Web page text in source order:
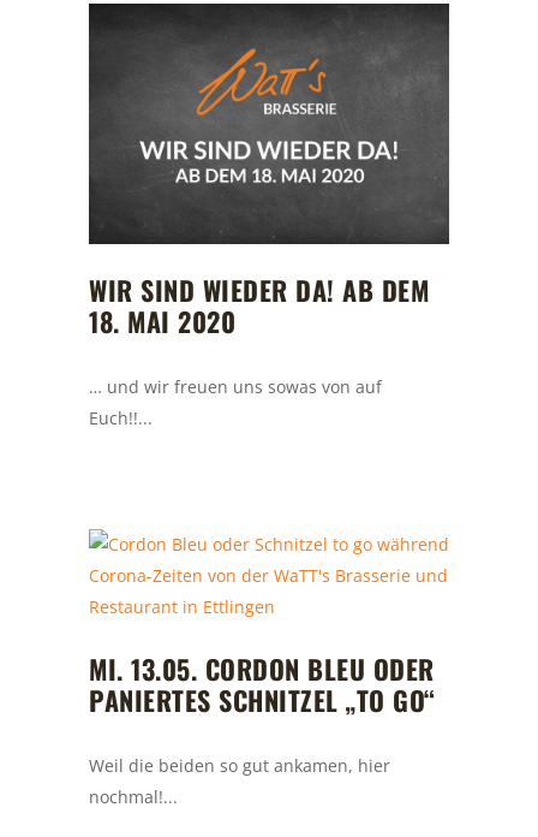
WIR SIND WIEDER DA! AB DEM
18. MAI 2020
… und wir freuen uns sowas von auf
Euch!!...
MI. 13.05. CORDON BLEU ODER
PANIERTES SCHNITZEL „TO GO“
Weil die beiden so gut ankamen, hier
nochmal!...